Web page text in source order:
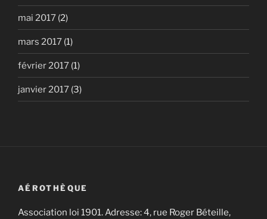
mai 2017 (2)
mars 2017 (1)
février 2017 (1)
janvier 2017 (3)
AÉROTHÈQUE
Association loi 1901. Adresse: 4, rue Roger Béteille,